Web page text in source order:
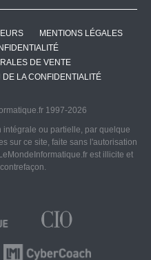
MENTIONS LÉGALES
DE VENTE
LA CONFIDENTIALITÉ
1997-2026
ou partielle, par quelque
sur ce site, faite sans l'autorisation
est illicite et